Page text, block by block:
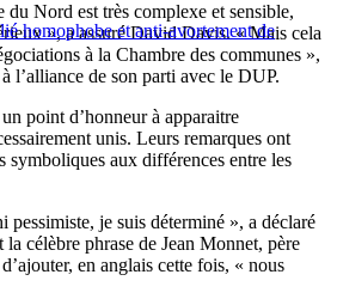
homophobe et anti-avortement de
du Nord est très complexe et sensible,
», a assuré David Davis. « Mais cela
à la Chambre des communes »,
l’alliance de son parti avec le DUP.
point d’honneur à apparaitre
unis. Leurs remarques ont
symboliques aux différences entre les
pessimiste, je suis déterminé », a déclaré
célèbre phrase de Jean Monnet, père
en anglais cette fois, « nous